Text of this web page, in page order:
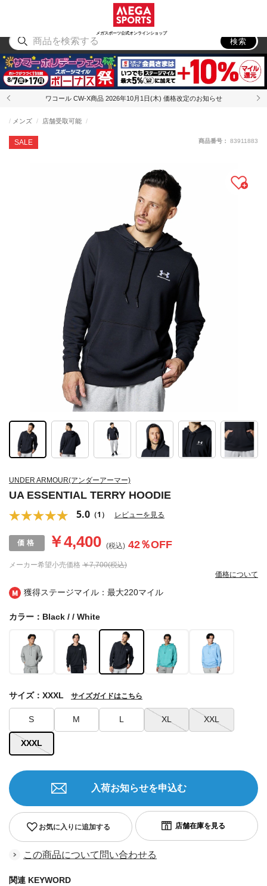
メガスポーツ公式オンラインショップ
アウトドア
検索
ワコール CW-X商品 2026年10月1日(木) 価格改定のお知らせ
獲得ステージマイル：最大220マイル
UNDER ARMOUR(アンダーアーマー)
UA ESSENTIAL TERRY HOODIE
5.0 （1） レビューを見る
SALE
メンズ 店舗受取可能
メーカー希望小売価格 ￥7,700(税込)
￥4,400 (税込) 42％OFF
価格について
商品番号： 83911883
カラー：Black / / White
S M L XL XXL
XXXL
サイズ：XXXL サイズガイドはこちら
お気に入りに追加する
入荷お知らせを申込む
この商品について問い合わせる
関連 KEYWORD